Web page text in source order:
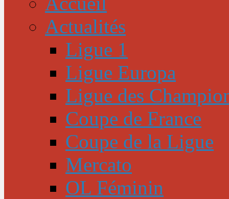
Actualités
Ligue 1
Ligue Europa
Ligue des
Coupe de France
Coupe de la Ligue
Mercato
OL Féminin